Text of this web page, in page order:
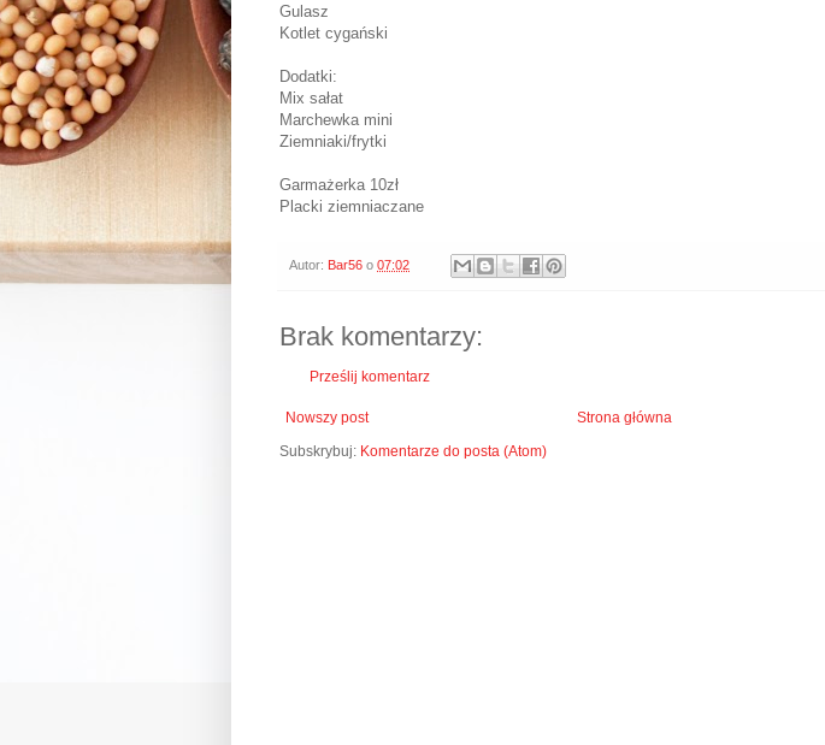
Gulasz
Kotlet cygański
Dodatki:
Mix sałat
Marchewka mini
Ziemniaki/frytki
Garmażerka 10zł
Placki ziemniaczane
Autor: Bar56 o 07:02
Brak komentarzy:
Prześlij komentarz
Nowszy post
Strona główna
Subskrybuj: Komentarze do posta (Atom)